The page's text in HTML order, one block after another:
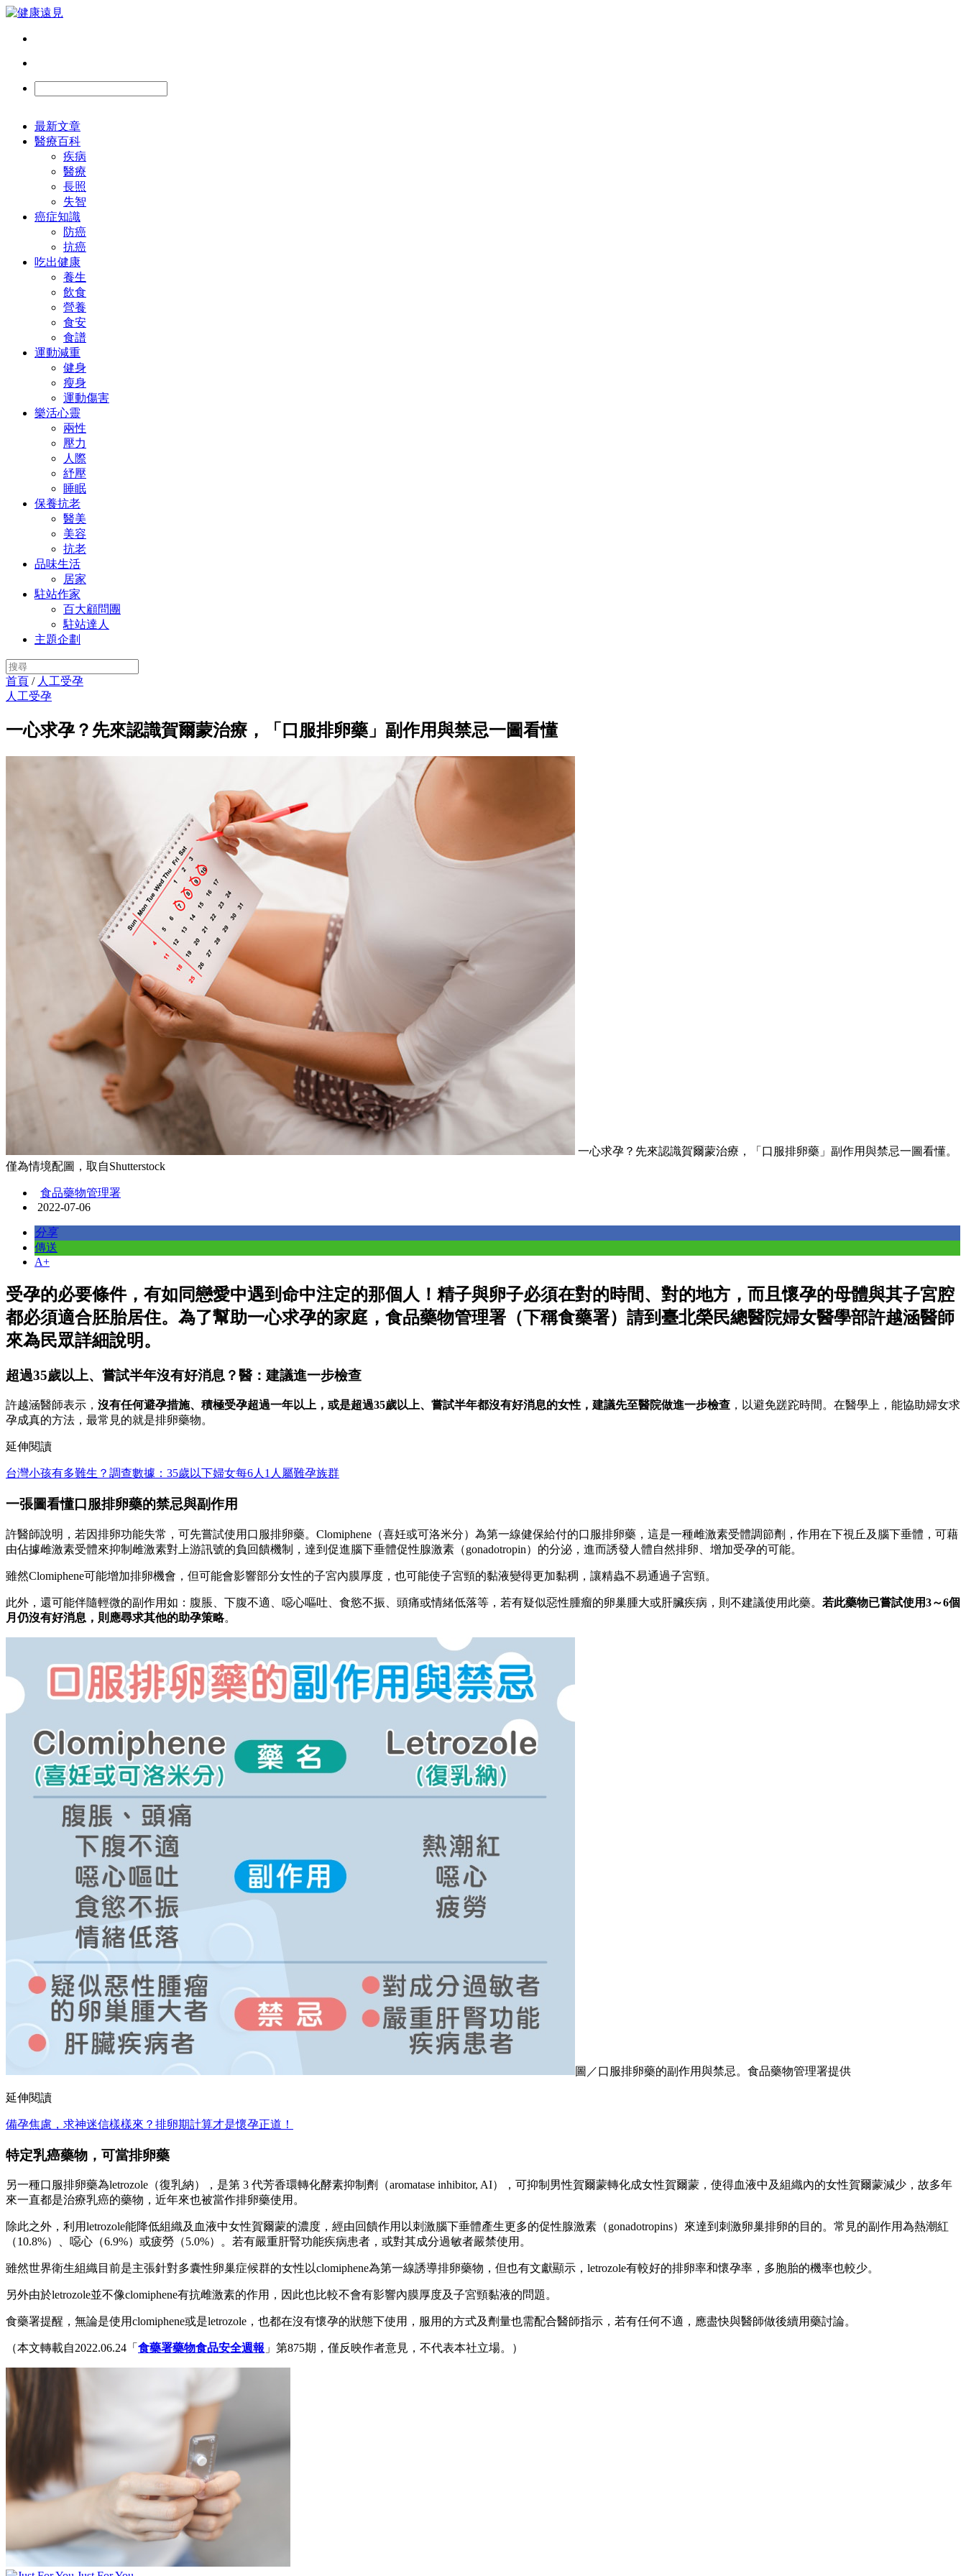
最新文章
醫療百科
疾病
醫療
長照
失智
癌症知識
防癌
抗癌
吃出健康
養生
飲食
營養
食安
食譜
運動減重
健身
瘦身
運動傷害
樂活心靈
兩性
壓力
人際
紓壓
睡眠
保養抗老
醫美
美容
抗老
品味生活
居家
駐站作家
百大顧問團
駐站達人
主題企劃
首頁 / 人工受孕
人工受孕
一心求孕？先來認識賀爾蒙治療，「口服排卵藥」副作用與禁忌一圖看懂
一心求孕？先來認識賀爾蒙治療，「口服排卵藥」副作用與禁忌一圖看懂。
僅為情境配圖，取自Shutterstock
食品藥物管理署
2022-07-06
分享
傳送
A+
受孕的必要條件，有如同戀愛中遇到命中注定的那個人！精子與卵子必須在對的時間、對的地方，而且懷孕的母體與其子宮腔
都必須適合胚胎居住。為了幫助一心求孕的家庭，食品藥物管理署（下稱食藥署）請到臺北榮民總醫院婦女醫學部許越涵醫師
來為民眾詳細說明。
超過35歲以上、嘗試半年沒有好消息？醫： 建議進一步檢查
許越涵醫師表示， 沒有任何避孕措施、積極受孕超過一年以上，或是超過35歲以上、嘗試半年都沒有好消息的女性，建議先至醫院做進一步檢查 ，以避免蹉跎時間。在醫學上，能協助婦女求
孕成真的方法，最常見的就是排卵藥物。
延伸閱讀
台灣小孩有多難生？調查數據：35歲以下婦女每6人1人屬難孕族群
一張圖看懂口服排卵藥的禁忌與副作用
許醫師說明，若因排卵功能失常，可先嘗試使用口服排卵藥。Clomiphene（喜妊或可洛米分）為第一線健保給付的口服排卵藥，這是一種雌激素受體調節劑，作用在下視丘及腦下垂體，可藉
由佔據雌激素受體來抑制雌激素對上游訊號的負回饋機制，達到促進腦下垂體促性腺激素（gonadotropin）的分泌，進而誘發人體自然排卵、增加受孕的可能。
雖然Clomiphene可能增加排卵機會，但可能會影響部分女性的子宮內膜厚度，也可能使子宮頸的黏液變得更加黏稠，讓精蟲不易通過子宮頸。
此外，還可能伴隨輕微的副作用如：腹脹、下腹不適、噁心嘔吐、食慾不振、頭痛或情緒低落等，若有疑似惡性腫瘤的卵巢腫大或肝臟疾病，則不建議使用此藥。 若此藥物已嘗試使用3～6個
月仍沒有好消息，則應尋求其他的助孕策略。
圖／口服排卵藥的副作用與禁忌。食品藥物管理署提供
延伸閱讀
備孕焦慮，求神迷信樣樣來？排卵期計算才是懷孕正道！
特定乳癌藥物，可當排卵藥
另一種口服排卵藥為letrozole（復乳納），是第 3 代芳香環轉化酵素抑制劑（aromatase inhibitor, AI），可抑制男性賀爾蒙轉化成女性賀爾蒙，使得血液中及組織內的女性賀爾蒙減少，故多年
來一直都是治療乳癌的藥物，近年來也被當作排卵藥使用。
除此之外，利用letrozole能降低組織及血液中女性賀爾蒙的濃度，經由回饋作用以刺激腦下垂體產生更多的促性腺激素（gonadotropins）來達到刺激卵巢排卵的目的。常見的副作用為熱潮紅
（10.8%）、噁心（6.9%）或疲勞（5.0%）。若有嚴重肝腎功能疾病患者，或對其成分過敏者嚴禁使用。
雖然世界衛生組織目前是主張針對多囊性卵巢症候群的女性以clomiphene為第一線誘導排卵藥物，但也有文獻顯示，letrozole有較好的排卵率和懷孕率，多胞胎的機率也較少。
另外由於letrozole並不像clomiphene有抗雌激素的作用，因此也比較不會有影響內膜厚度及子宮頸黏液的問題。
食藥署提醒，無論是使用clomiphene或是letrozole，也都在沒有懷孕的狀態下使用，服用的方式及劑量也需配合醫師指示，若有任何不適，應盡快與醫師做後續用藥討論。
（本文轉載自2022.06.24「 食藥署藥物食品安全週報 」第875期，僅反映作者意見，不代表本社立場。）